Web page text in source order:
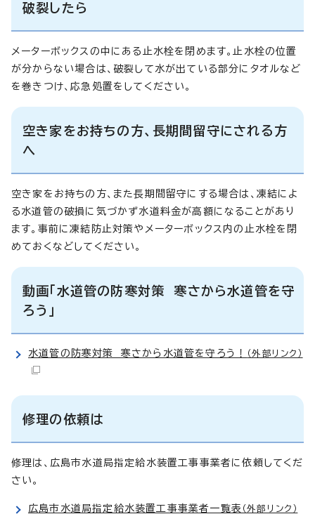
破裂したら
メーターボックスの中にある止水栓を閉めます。止水栓の位置
が分からない場合は、破裂して水が出ている部分にタオルなど
を巻きつけ、応急処置をしてください。
空き家をお持ちの方、長期間留守にされる方
へ
空き家をお持ちの方、また長期間留守にする場合は、凍結によ
る水道管の破損に気づかず水道料金が高額になることがあり
ます。事前に凍結防止対策やメーターボックス内の止水栓を閉
めておくなどしてください。
動画「水道管の防寒対策 寒さから水道管を守
ろう」
水道管の防寒対策 寒さから水道管を守ろう！ （外部リンク）
修理の依頼は
修理は、広島市水道局指定給水装置工事事業者に依頼してくだ
さい。
広島市水道局指定給水装置工事事業者一覧表 （外部リンク）